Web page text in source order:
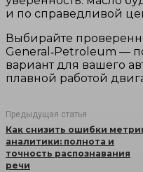
и по справедливой
Выбирайте
General‑Petroleum —
вариант для вашего
плавной работой
Предыдущая статья
Как снизить ошибки
аналитики: полнота и
точность распознавания
речи